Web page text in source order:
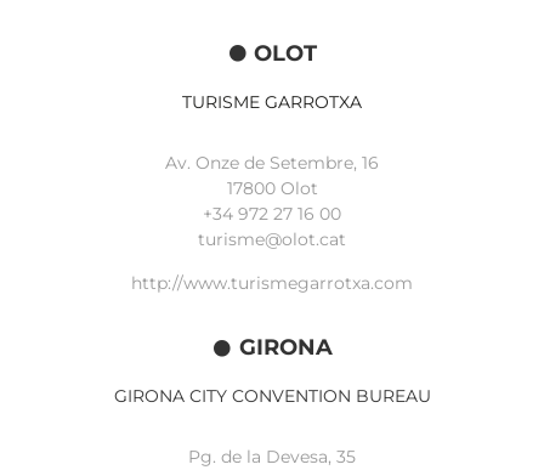
OLOT
TURISME GARROTXA
Av. Onze de Setembre, 16
17800 Olot
+34 972 27 16 00
turisme@olot.cat
http://www.turismegarrotxa.com
GIRONA
GIRONA CITY CONVENTION BUREAU
Pg. de la Devesa, 35